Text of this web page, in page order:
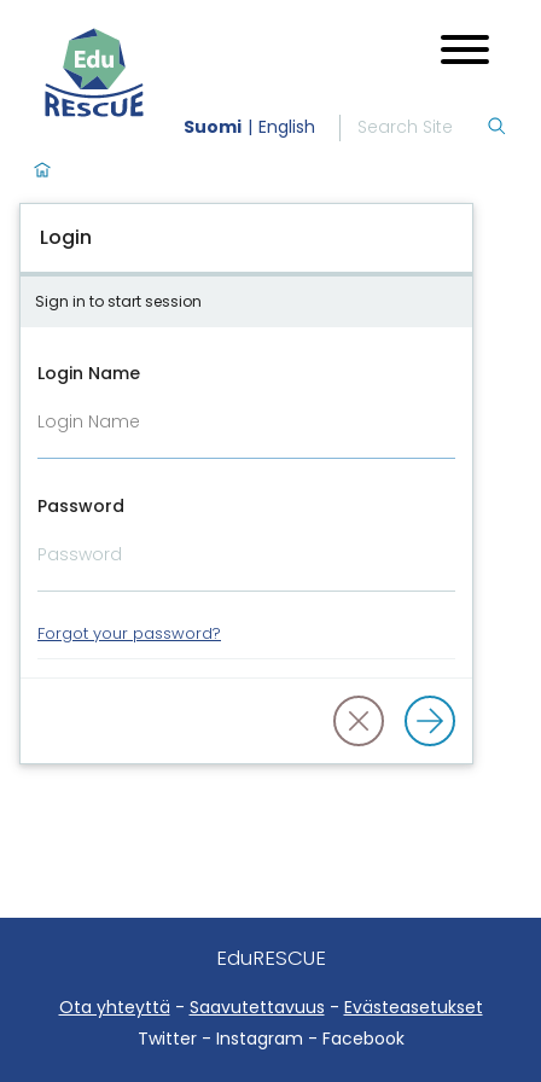
Suomi English
Login
Sign in to start session
Login Name
Password
Forgot your password?
EduRESCUE
Ota yhteyttä - Saavutettavuus - Evästeasetukset
Twitter - Instagram - Facebook